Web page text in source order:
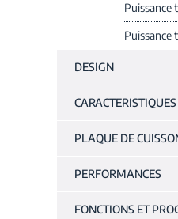
Puissance
Puissance
DESIGN
CARACTERISTIQUES
PLAQUE DE
PERFORMANCES
FONCTIONS ET